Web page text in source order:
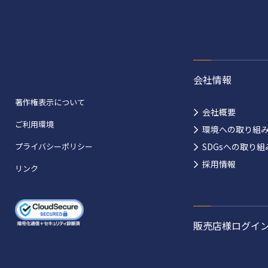
著作権表示について
ご利用環境
プライバシーポリシー
リンク
会社情報
会社概要
環境への取り組
SDGsへの取り組
採用情報
販売店様ログイ